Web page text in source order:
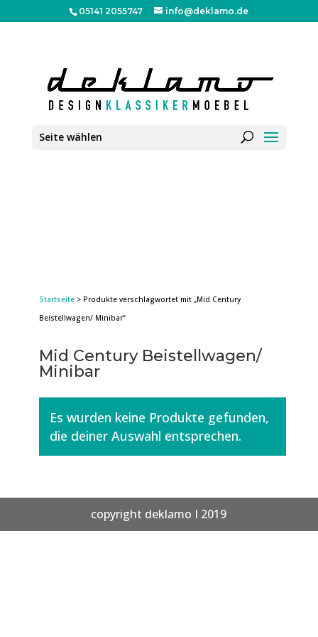
05141 2055747 info@deklamo.de
Seite wählen
Startseite> Produkte verschlagwortet mit „Mid Century
Beistellwagen/ Minibar“
Mid Century Beistellwagen/
Minibar
Es wurden keine Produkte gefunden,
die deiner Auswahl entsprechen.
copyright deklamo I 2019